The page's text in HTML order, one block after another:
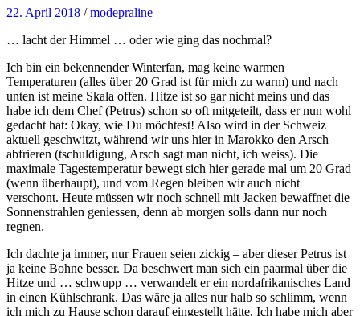
22. April 2018 /modepraline
… lacht der Himmel … oder wie ging das nochmal?
Ich bin ein bekennender Winterfan, mag keine warmen
Temperaturen (alles über 20 Grad ist für mich zu warm) und nach
unten ist meine Skala offen. Hitze ist so gar nicht meins und das
habe ich dem Chef (Petrus) schon so oft mitgeteilt, dass er nun wohl
gedacht hat: Okay, wie Du möchtest! Also wird in der Schweiz
aktuell geschwitzt, während wir uns hier in Marokko den Arsch
abfrieren (tschuldigung, Arsch sagt man nicht, ich weiss). Die
maximale Tagestemperatur bewegt sich hier gerade mal um 20 Grad
(wenn überhaupt), und vom Regen bleiben wir auch nicht
verschont. Heute müssen wir noch schnell mit Jacken bewaffnet die
Sonnenstrahlen geniessen, denn ab morgen solls dann nur noch
regnen.
Ich dachte ja immer, nur Frauen seien zickig – aber dieser Petrus ist
ja keine Bohne besser. Da beschwert man sich ein paarmal über die
Hitze und … schwupp … verwandelt er ein nordafrikanisches Land
in einen Kühlschrank. Das wäre ja alles nur halb so schlimm, wenn
ich mich zu Hause schon darauf eingestellt hätte. Ich habe mich aber